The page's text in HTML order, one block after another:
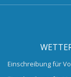
Einschreibung für